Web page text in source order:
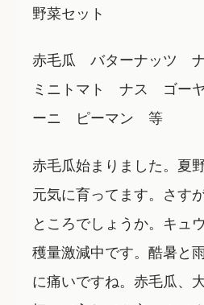
野菜セット
赤毛瓜 バターナッツ
ミニトマト ナス ゴー
ーニ ピーマン 等
赤毛瓜始まりました。夏
元気に育ってます。さす
ところでしょうか。キュ
穫量激減中です。酷暑と
に痛いですね。赤毛瓜、